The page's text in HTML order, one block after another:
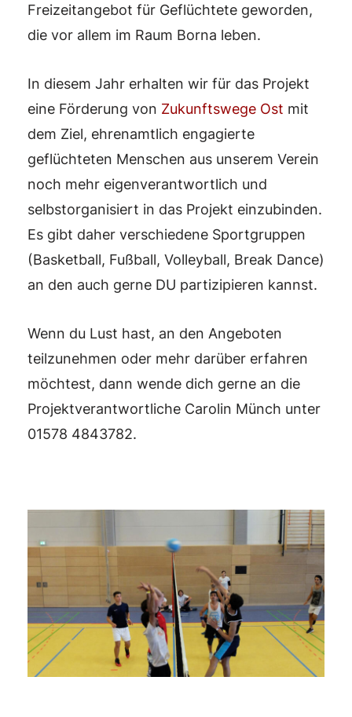
Freizeitangebot für Geflüchtete geworden,
die vor allem im Raum Borna leben.
In diesem Jahr erhalten wir für das Projekt
eine Förderung von Zukunftswege Ost mit
dem Ziel, ehrenamtlich engagierte
geflüchteten Menschen aus unserem Verein
noch mehr eigenverantwortlich und
selbstorganisiert in das Projekt einzubinden.
Es gibt daher verschiedene Sportgruppen
(Basketball, Fußball, Volleyball, Break Dance)
an den auch gerne DU partizipieren kannst.
Wenn du Lust hast, an den Angeboten
teilzunehmen oder mehr darüber erfahren
möchtest, dann wende dich gerne an die
Projektverantwortliche Carolin Münch unter
01578 4843782.